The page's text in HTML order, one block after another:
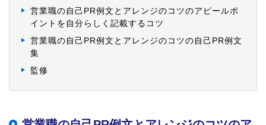
営業職の自己PR例文とアレンジのコツのアピールポ
イントを自分らしく記載するコツ
営業職の自己PR例文とアレンジのコツの自己PR例文
集
監修